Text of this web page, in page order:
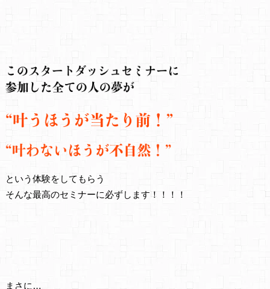
という体験をしてもらう
そんな最高のセミナーに必ずします！！！！
まさに…